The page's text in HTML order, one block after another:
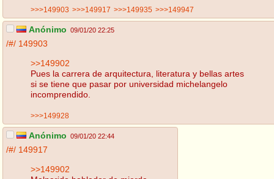
>>>149903 >>>149917 >>>149935 >>>149947
Anónimo 09/01/20 22:25
/#/ 149903
>>149902
Pues la carrera de arquitectura, literatura y bellas artes
si se tiene que pasar por universidad michelangelo
incomprendido.
>>>149928
Anónimo 09/01/20 22:44
/#/ 149917
>>149902